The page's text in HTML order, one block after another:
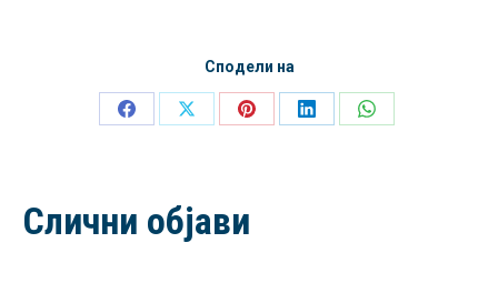
Сподели на
Share
Share
Share
Share
Share
Слични објави